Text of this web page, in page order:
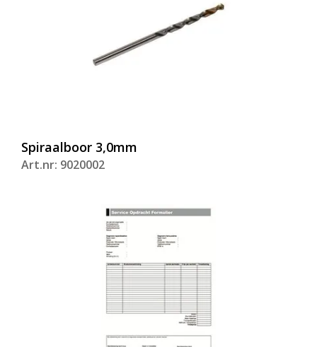
Spiraalboor 3,0mm
Art.nr: 9020002